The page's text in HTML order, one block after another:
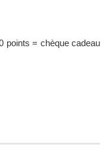
points = chèque cadeau